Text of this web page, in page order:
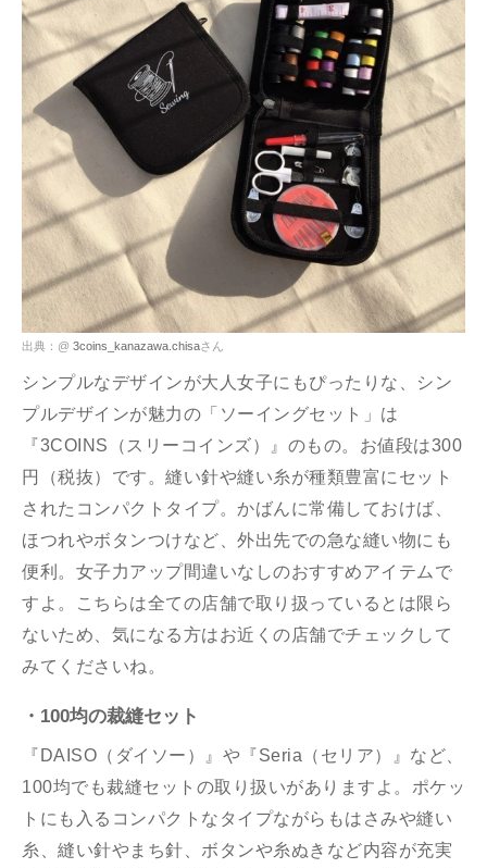
出典：@ 3coins_kanazawa.chisaさん
シンプルなデザインが大人女子にもぴったりな、シン
プルデザインが魅力の「ソーイングセット」は
『3COINS（スリーコインズ）』のもの。お値段は300
円（税抜）です。縫い針や縫い糸が種類豊富にセット
されたコンパクトタイプ。かばんに常備しておけば、
ほつれやボタンつけなど、外出先での急な縫い物にも
便利。女子力アップ間違いなしのおすすめアイテムで
すよ。こちらは全ての店舗で取り扱っているとは限ら
ないため、気になる方はお近くの店舗でチェックして
みてくださいね。
・100均の裁縫セット
『DAISO（ダイソー）』や『Seria（セリア）』など、
100均でも裁縫セットの取り扱いがありますよ。ポケッ
トにも入るコンパクトなタイプながらもはさみや縫い
糸、縫い針やまち針、ボタンや糸ぬきなど内容が充実